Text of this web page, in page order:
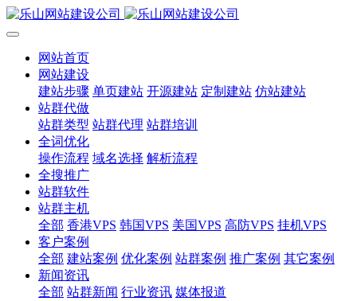
网站首页
网站建设
建站步骤 单页建站 开源建站 定制建站 仿站建站
站群代做
站群类型 站群代理 站群培训
全词优化
操作流程 域名选择 解析流程
全搜推广
站群软件
站群主机
全部 香港VPS 韩国VPS 美国VPS 高防VPS 挂机VPS
客户案例
全部 建站案例 优化案例 站群案例 推广案例 其它案例
新闻资讯
全部 站群新闻 行业资讯 媒体报道